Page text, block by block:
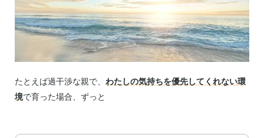
たとえば過干渉な親で、 わたしの気持ちを優先してくれない環
境で育った場合、ずっと